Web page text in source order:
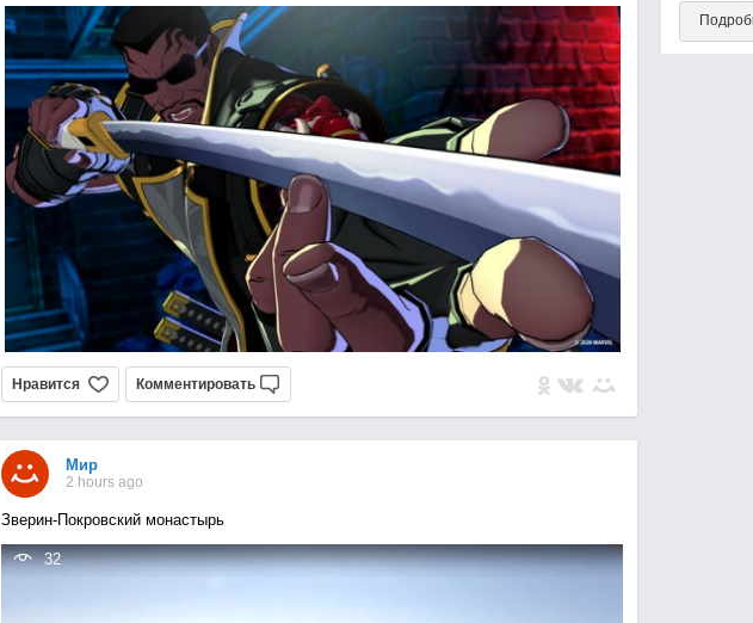
Нравится Комментировать
Мир
2 hours ago
Зверин-Покровский монастырь
32